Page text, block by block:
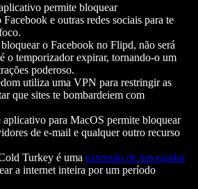
permite bloquear
e outras redes sociais para te
o Facebook no Flipd, não será
o temporizador expirar, tornando-o um
poderoso.
utiliza uma VPN para restringir as
que sites te bombardeiem com
aplicativo para MacOS permite bloquear
de e-mail e qualquer outro recurso
Turkey é uma extensão de navegador
a internet inteira por um período